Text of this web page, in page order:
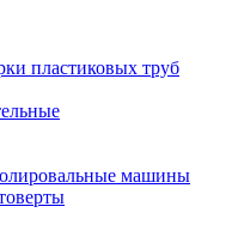
пластиковых труб
машины